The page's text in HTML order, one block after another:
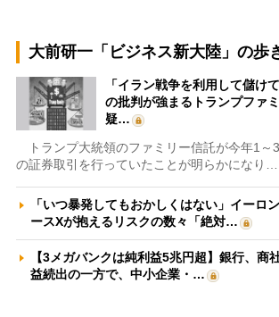
大前研一「ビジネス新大陸」の歩
「イラン戦争を利用して儲け
の批判が強まるトランプファ
疑…
トランプ大統領のファミリー信託が今年1～
の証券取引を行っていたことが明らかになり…
「いつ暴発してもおかしくはない」イーロ
ースXが抱えるリスクの数々「絶対…
【3メガバンクは純利益5兆円超】銀行、商
益続出の一方で、中小企業・…